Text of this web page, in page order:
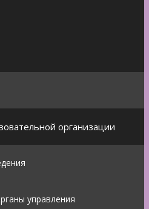
организации
управления